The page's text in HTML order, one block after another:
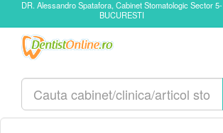
DR. Alessandro Spatafora, Cabinet Stomatologic Sector 5-
BUCURESTI